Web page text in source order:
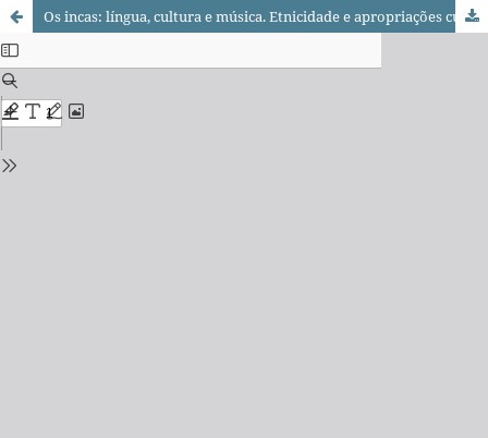
Os incas: língua, cultura e música. Etnicidade e apropriações cultural-religiosas